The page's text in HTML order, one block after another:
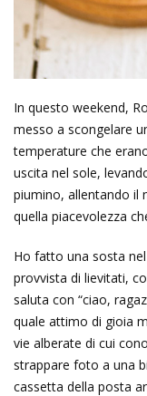
In questo weekend,
messo a scongelare
temperature che
uscita nel sole,
piumino, allentando il
quella piacevolezza
Ho fatto una sosta
provvista di lievitati,
saluta con “ciao,
quale attimo di gioia
vie alberate di cui
strappare foto a una
cassetta della posta